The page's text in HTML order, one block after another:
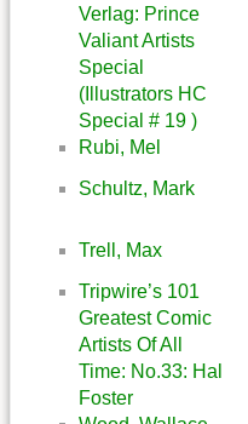
Verlag: Prince
Valiant Artists
Special
(Illustrators HC
Special # 19 )
Rubi, Mel
Schultz, Mark
Trell, Max
Tripwire’s 101
Greatest Comic
Artists Of All
Time: No.33: Hal
Foster